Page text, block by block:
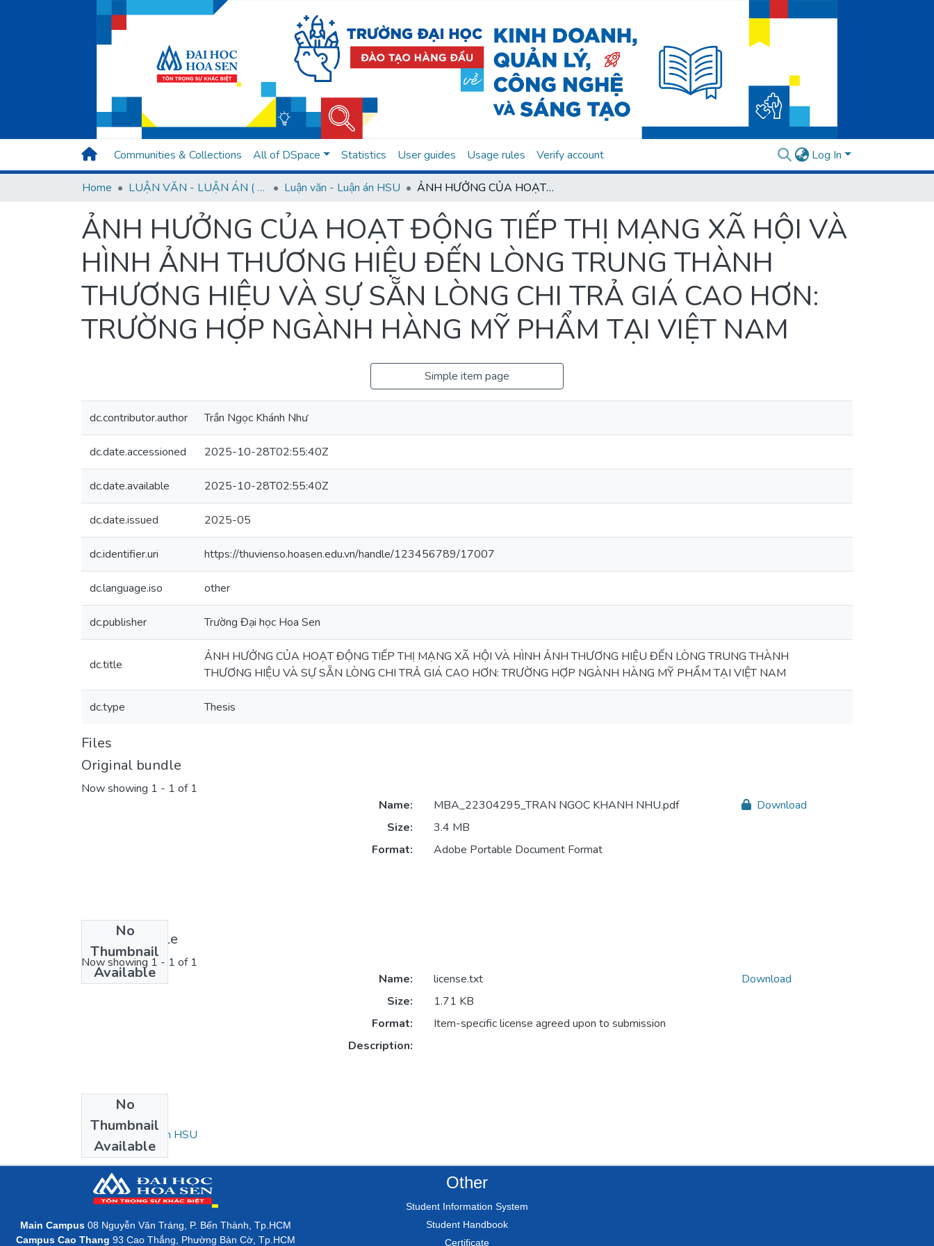
Communities & Collections All of DSpace Statistics User guides Usage rules Verify account Log In
Home LUẬN VĂN - LUẬN ÁN ( Chương trình sau Đại học ) Luận văn - Luận án HSU ẢNH HƯỞNG CỦA HOẠT ĐỘNG TIẾP THỊ MẠNG XÃ HỘI VÀ HÌNH ẢNH THƯƠNG HIỆU ĐẾN LÒNG TRUNG THÀNH THƯƠNG HIỆU VÀ SỰ SẴN LÒNG CHI TRẢ GIÁ CAO HƠN: TRƯỜNG HỢP NGÀNH HÀNG MỸ PHẨM TẠI VIỆT NAM
ẢNH HƯỞNG CỦA HOẠT ĐỘNG TIẾP THỊ MẠNG XÃ HỘI VÀ
HÌNH ẢNH THƯƠNG HIỆU ĐẾN LÒNG TRUNG THÀNH
THƯƠNG HIỆU VÀ SỰ SẴN LÒNG CHI TRẢ GIÁ CAO HƠN:
TRƯỜNG HỢP NGÀNH HÀNG MỸ PHẨM TẠI VIỆT NAM
Simple item page
dc.contributor.author Trần Ngọc Khánh Như
dc.date.accessioned 2025-10-28T02:55:40Z
dc.date.available 2025-10-28T02:55:40Z
dc.date.issued 2025-05
dc.identifier.uri https://thuvienso.hoasen.edu.vn/handle/123456789/17007
dc.language.iso other
dc.publisher Trường Đại học Hoa Sen
dc.title
ẢNH HƯỞNG CỦA HOẠT ĐỘNG TIẾP THỊ MẠNG XÃ HỘI VÀ HÌNH ẢNH THƯƠNG HIỆU ĐẾN LÒNG TRUNG THÀNH
THƯƠNG HIỆU VÀ SỰ SẴN LÒNG CHI TRẢ GIÁ CAO HƠN: TRƯỜNG HỢP NGÀNH HÀNG MỸ PHẨM TẠI VIỆT NAM
dc.type Thesis
Files
Original bundle
Now showing 1 - 1 of 1
No
Thumbnail
Available
Name:
MBA_22304295_TRAN NGOC KHANH NHU.pdf
Size:
3.4 MB
Format:
Adobe Portable Document Format
Download
License bundle
Now showing 1 - 1 of 1
No
Thumbnail
Available
Name:
license.txt
Size:
1.71 KB
Format:
Item-specific license agreed upon to submission
Description:
Download
Collections
Luận văn - Luận án HSU
Main Campus 08 Nguyễn Văn Tráng, P. Bến Thành, Tp.HCM
Campus Cao Thang 93 Cao Thắng, Phường Bàn Cờ, Tp.HCM
Other
Student Information System
Student Handbook
Certificate